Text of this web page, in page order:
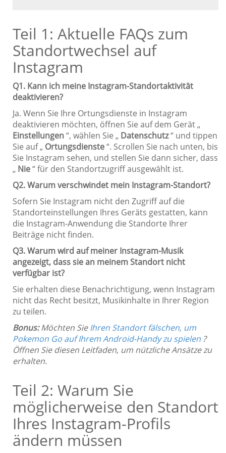
Teil 1: Aktuelle FAQs zum
Standortwechsel auf
Instagram
Q1. Kann ich meine Instagram-Standortaktivität
deaktivieren?
Ja. Wenn Sie Ihre Ortungsdienste in Instagram
deaktivieren möchten, öffnen Sie auf dem Gerät „
Einstellungen“, wählen Sie „ Datenschutz“ und tippen
Sie auf „ Ortungsdienste“. Scrollen Sie nach unten, bis
Sie Instagram sehen, und stellen Sie dann sicher, dass
„ Nie“ für den Standortzugriff ausgewählt ist.
Q2. Warum verschwindet mein Instagram-Standort?
Sofern Sie Instagram nicht den Zugriff auf die
Standorteinstellungen Ihres Geräts gestatten, kann
die Instagram-Anwendung die Standorte Ihrer
Beiträge nicht finden.
Q3. Warum wird auf meiner Instagram-Musik
angezeigt, dass sie an meinem Standort nicht
verfügbar ist?
Sie erhalten diese Benachrichtigung, wenn Instagram
nicht das Recht besitzt, Musikinhalte in Ihrer Region
zu teilen.
Bonus:Möchten SieIhren Standort fälschen, um
Pokemon Go auf Ihrem Android-Handy zu spielen ?
Öffnen Sie diesen Leitfaden, um nützliche Ansätze zu
erhalten.
Teil 2: Warum Sie
möglicherweise den Standort
Ihres Instagram-Profils
ändern müssen